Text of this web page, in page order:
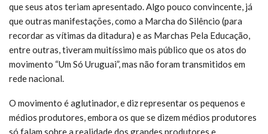
que seus atos teriam apresentado. Algo pouco convincente, já
que outras manifestações, como a Marcha do Silêncio (para
recordar as vítimas da ditadura) e as Marchas Pela Educação,
entre outras, tiveram muitíssimo mais público que os atos do
movimento “Um Só Uruguai”, mas não foram transmitidos em
rede nacional.
O movimento é aglutinador, e diz representar os pequenos e
médios produtores, embora os que se dizem médios produtores
só falam sobre a realidade dos grandes produtores e